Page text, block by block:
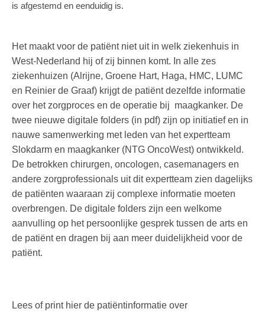
is afgestemd en eenduidig is.
Het maakt voor de patiënt niet uit in welk ziekenhuis in
West-Nederland hij of zij binnen komt. In alle zes
ziekenhuizen (Alrijne, Groene Hart, Haga, HMC, LUMC
en Reinier de Graaf) krijgt de patiënt dezelfde informatie
over het zorgproces en de operatie bij maagkanker. De
twee nieuwe digitale folders (in pdf) zijn op initiatief en in
nauwe samenwerking met leden van het expertteam
Slokdarm en maagkanker (NTG OncoWest) ontwikkeld.
De betrokken chirurgen, oncologen, casemanagers en
andere zorgprofessionals uit dit expertteam zien dagelijks
de patiënten waaraan zij complexe informatie moeten
overbrengen. De digitale folders zijn een welkome
aanvulling op het persoonlijke gesprek tussen de arts en
de patiënt en dragen bij aan meer duidelijkheid voor de
patiënt.
Lees of print hier de patiëntinformatie over